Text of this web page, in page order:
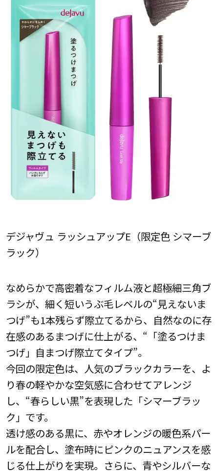
デジャヴュ ラッシュアップE（限定色 シマーブ
ラック）
なめらかで高密着なフィルム液と超極細三角ブ
ラシが、細く短いうぶ毛レベルの“見えないま
つげ”も1本残らず際立てるから、自然なのに存
在感のあるまつげに仕上がる、“「塗るつけま
つげ」自まつげ際立てタイプ”。
今回の限定色は、人気のブラックカラーを、よ
り春の軽やかな空気感に合わせてアレンジ
し、“春らしい黒”を表現した「シマーブラッ
ク」です。
透け感のある黒に、赤やオレンジの暖色系パー
ルを配合し、塗布時にピンクのニュアンスを感
じる仕上がりを実現。さらに、青やシルバーな